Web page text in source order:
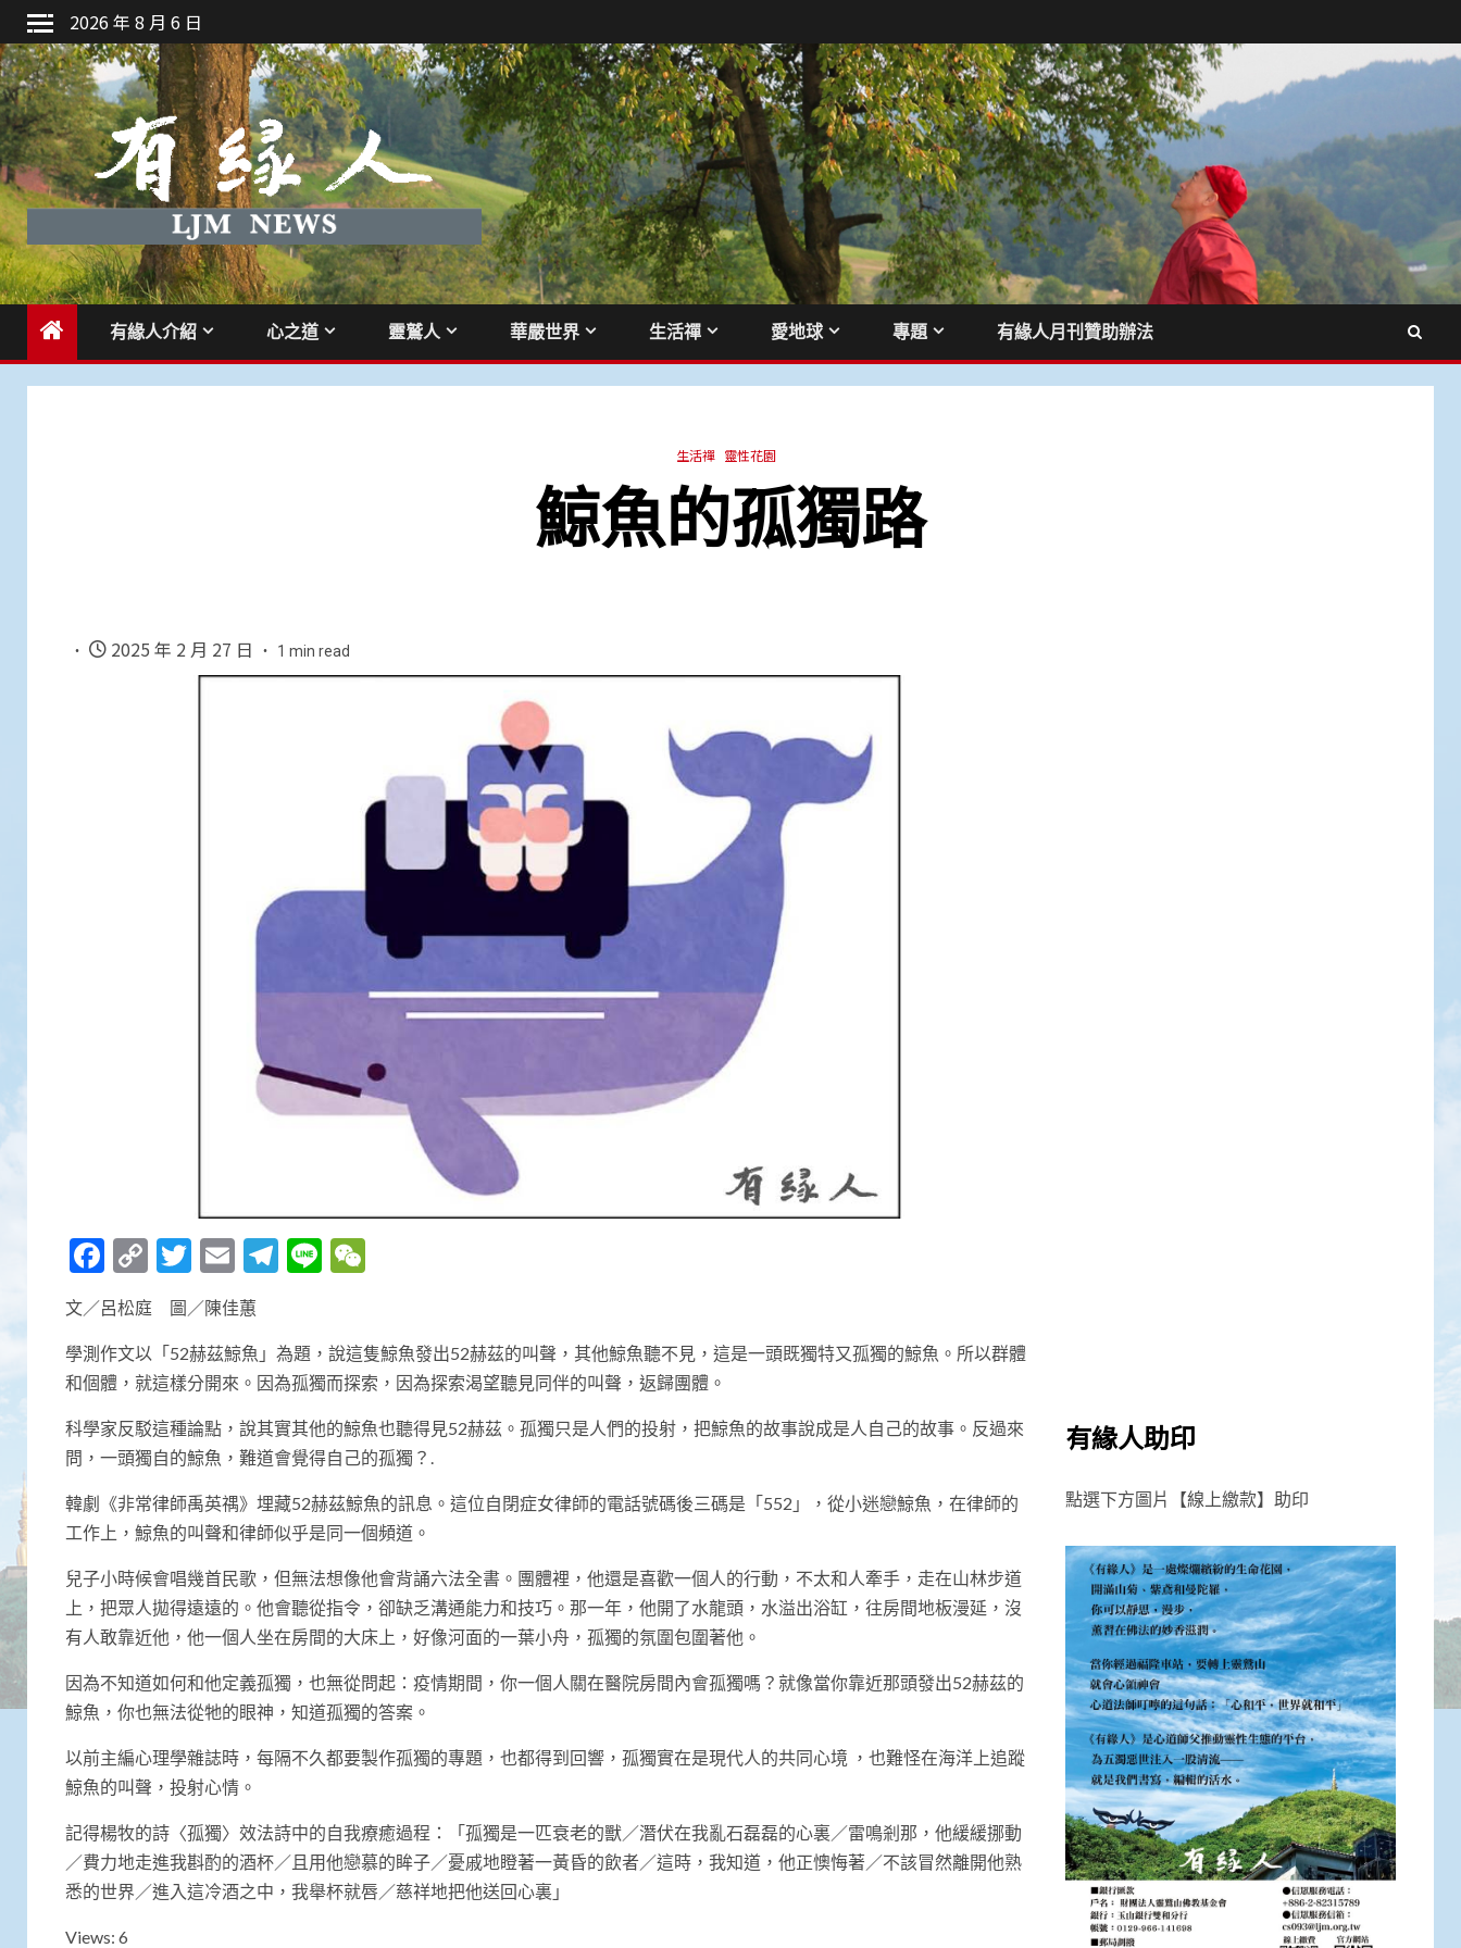
Skip
to
content
2026 年 8 月 6 日
有緣人介紹 心之道 靈鷲人 華嚴世界 生活禪 愛地球 專題 有緣人月刊贊助辦法
生活禪 靈性花園
鯨魚的孤獨路
2025 年 2 月 27 日 1 min read
Facebook
Copy
Link
Twitter
EmailTelegram
Line
文／呂松庭 圖／陳佳蕙
學測作文以「52赫茲鯨魚」為題，說這隻鯨魚發出52赫茲的叫聲，其他鯨魚聽不見，這是一頭既獨特又孤獨的鯨魚。所以群體
和個體，就這樣分開來。因為孤獨而探索，因為探索渴望聽見同伴的叫聲，返歸團體。
科學家反駁這種論點，說其實其他的鯨魚也聽得見52赫茲。孤獨只是人們的投射，把鯨魚的故事說成是人自己的故事。反過來
問，一頭獨自的鯨魚，難道會覺得自己的孤獨？.
韓劇《非常律師禹英禑》埋藏52赫茲鯨魚的訊息。這位自閉症女律師的電話號碼後三碼是「552」，從小迷戀鯨魚，在律師的
工作上，鯨魚的叫聲和律師似乎是同一個頻道。
兒子小時候會唱幾首民歌，但無法想像他會背誦六法全書。團體裡，他還是喜歡一個人的行動，不太和人牽手，走在山林步道
上，把眾人拋得遠遠的。他會聽從指令，卻缺乏溝通能力和技巧。那一年，他開了水龍頭，水溢出浴缸，往房間地板漫延，沒
有人敢靠近他，他一個人坐在房間的大床上，好像河面的一葉小舟，孤獨的氛圍包圍著他。
因為不知道如何和他定義孤獨，也無從問起：疫情期間，你一個人關在醫院房間內會孤獨嗎？就像當你靠近那頭發出52赫茲的
鯨魚，你也無法從牠的眼神，知道孤獨的答案。
以前主編心理學雜誌時，每隔不久都要製作孤獨的專題，也都得到回響，孤獨實在是現代人的共同心境 ，也難怪在海洋上追蹤
鯨魚的叫聲，投射心情。
記得楊牧的詩〈孤獨〉效法詩中的自我療癒過程：「孤獨是一匹衰老的獸／潛伏在我亂石磊磊的心裏／雷鳴剎那，他緩緩挪動
／費力地走進我斟酌的酒杯／且用他戀慕的眸子／憂戚地瞪著一黃昏的飲者／這時，我知道，他正懊悔著／不該冒然離開他熟
悉的世界／進入這冷酒之中，我舉杯就唇／慈祥地把他送回心裏」
Views: 6
有緣人助印
點選下方圖片【線上繳款】助印